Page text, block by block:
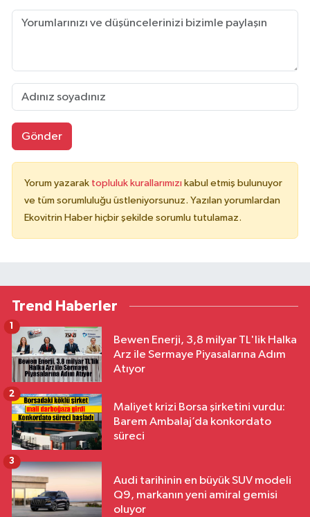
Gönder
Yorum yazarak topluluk kurallarımızı kabul etmiş bulunuyor
ve tüm sorumluluğu üstleniyorsunuz. Yazılan yorumlardan
Ekovitrin Haber hiçbir şekilde sorumlu tutulamaz.
Trend Haberler
Bewen Enerji, 3,8 milyar TL'lik Halka
Arz ile Sermaye Piyasalarına Adım
Atıyor
1
Maliyet krizi Borsa şirketini vurdu:
Barem Ambalaj’da konkordato
süreci
2
Audi tarihinin en büyük SUV modeli
Q9, markanın yeni amiral gemisi
oluyor
3